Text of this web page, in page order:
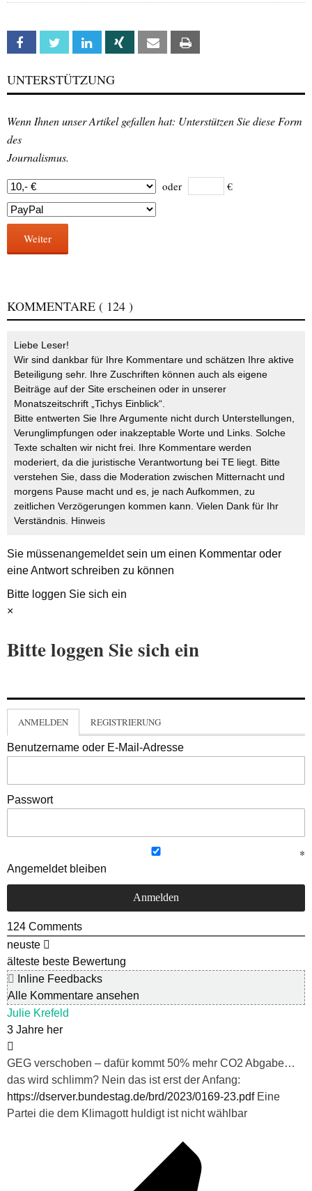
Facebook Twitter Linkedin Xing Email
UNTERSTÜTZUNG
Wenn Ihnen unser Artikel gefallen hat: Unterstützen Sie diese Form
des
Journalismus.
oder €
Weiter
KOMMENTARE ( 124 )
Liebe Leser!
Wir sind dankbar für Ihre Kommentare und schätzen Ihre aktive
Beteiligung sehr. Ihre Zuschriften können auch als eigene
Beiträge auf der Site erscheinen oder in unserer
Monatszeitschrift „Tichys Einblick“.
Bitte entwerten Sie Ihre Argumente nicht durch Unterstellungen,
Verunglimpfungen oder inakzeptable Worte und Links. Solche
Texte schalten wir nicht frei. Ihre Kommentare werden
moderiert, da die juristische Verantwortung bei TE liegt. Bitte
verstehen Sie, dass die Moderation zwischen Mitternacht und
morgens Pause macht und es, je nach Aufkommen, zu
zeitlichen Verzögerungen kommen kann. Vielen Dank für Ihr
Verständnis. Hinweis
Sie müssenangemeldetsein um einen Kommentar oder
eine Antwort schreiben zu können
Bitte loggen Sie sich ein
×
Bitte loggen Sie sich ein
ANMELDEN REGISTRIERUNG
Benutzername oder E-Mail-Adresse
Passwort
Angemeldet bleiben
124 Comments
neuste
älteste beste Bewertung
Inline Feedbacks
Alle Kommentare ansehen
Julie Krefeld
3 Jahre her
GEG verschoben – dafür kommt 50% mehr CO2 Abgabe…
das wird schlimm? Nein das ist erst der Anfang:
https://dserver.bundestag.de/brd/2023/0169-23.pdfEine
Partei die dem Klimagott huldigt ist nicht wählbar